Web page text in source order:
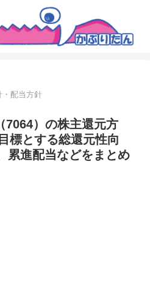
・配当方針
7064）の株主還元方
標とする総還元性向
累進配当などをまとめ